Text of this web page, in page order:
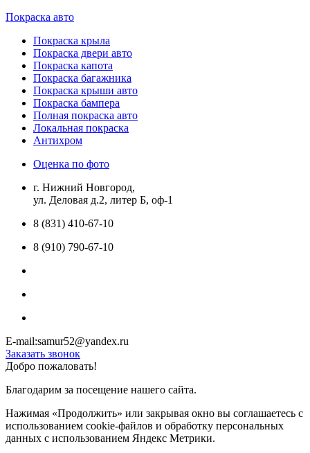
Покраска авто
Покраска крыла
Покраска двери авто
Покраска капота
Покраска багажника
Покраска крыши авто
Покраска бампера
Полная покраска авто
Локальная покраска
Антихром
Оценка по фото
г. Нижний Новгород,
ул. Деловая д.2, литер Б, оф-1
8 (831) 410-67-10
8 (910) 790-67-10
E-mail:samur52@yandex.ru
Заказать звонок
Добро пожаловать!
Благодарим за посещение нашего сайта.
Нажимая «Продолжить» или закрывая окно вы соглашаетесь с
использованием cookie-файлов и обработку персональных
данных с использованием Яндекс Метрики.